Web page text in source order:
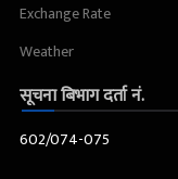
Exchange Rate
Weather
सूचना बिभाग दर्ता नं.
602/074-075